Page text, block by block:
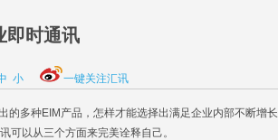
即时通讯
小 一键关注汇讯
多种EIM产品，怎样才能选择出满足企业内部不断增长
可以从三个方面来完美诠释自己。